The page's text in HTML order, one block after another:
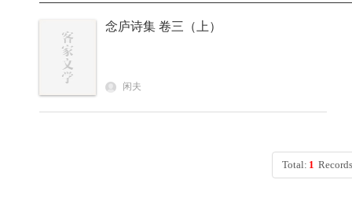
念庐诗集 卷三（上）
闲夫
Total: 1